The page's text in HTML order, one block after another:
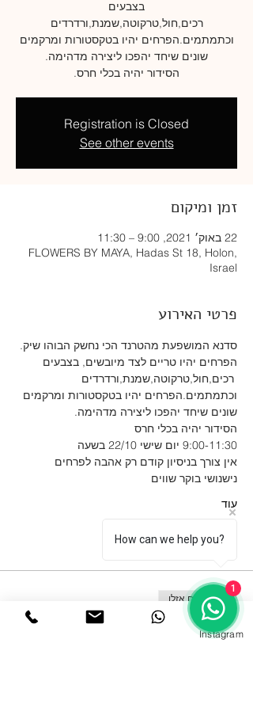
רכים,חול,טרקוטה,שמנת,ורדרדים
וכתמתמים.הפרחים יהיו בטקסטורות ומרקמים
הסידור יהיה בכלי חרס.
Registration is Closed
See other events
זמן ומיקום
22 באוק׳ 2021, 9:00 – 11:30
FLOWERS BY MAYA, Hadas St 18, Holon,
Israel
פרטי האירוע
סדנא המושפעת מהטרנד הכי נחשק הבוהו שיק.
הפרחים יהיו טריים לצד מיובשים, בצבעים
רכים,חול,טרקוטה,שמנת,ורדרדים
וכתמתמים.הפרחים יהיו בטקסטורות ומרקמים
שונים שיחד יהפכו ליצירה מדהימה.
הסידור יהיה בכלי חרס
9:00-11:30 יום שישי 22/10 בשעה
אין צורך בניסיון קודם רק אהבה לפרחים
נישנושי בוקר שווים
עוד
כרטיסים
הכרטיסים אזלו
סוג כרטיס
BOHO CHIC סדנת
Instagram
How can we help you?
1